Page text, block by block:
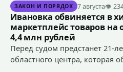
ЗАКОН И ПОРЯДОК 7 августа👁
Ивановка обвиняется в
маркетплейс товаров
4,4 млн рублей
Перед судом предстанет 21-
областного центра, которая